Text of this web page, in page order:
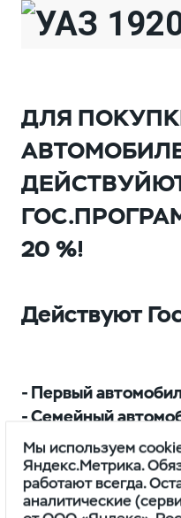
ДЛЯ
20 %!
Действуют
- Первый
- Семейный
- Медицицинский
- Для работников
образования
- Трейд-ин
Мы используем
Яндекс.Метрика.
работают всегда.
аналитические